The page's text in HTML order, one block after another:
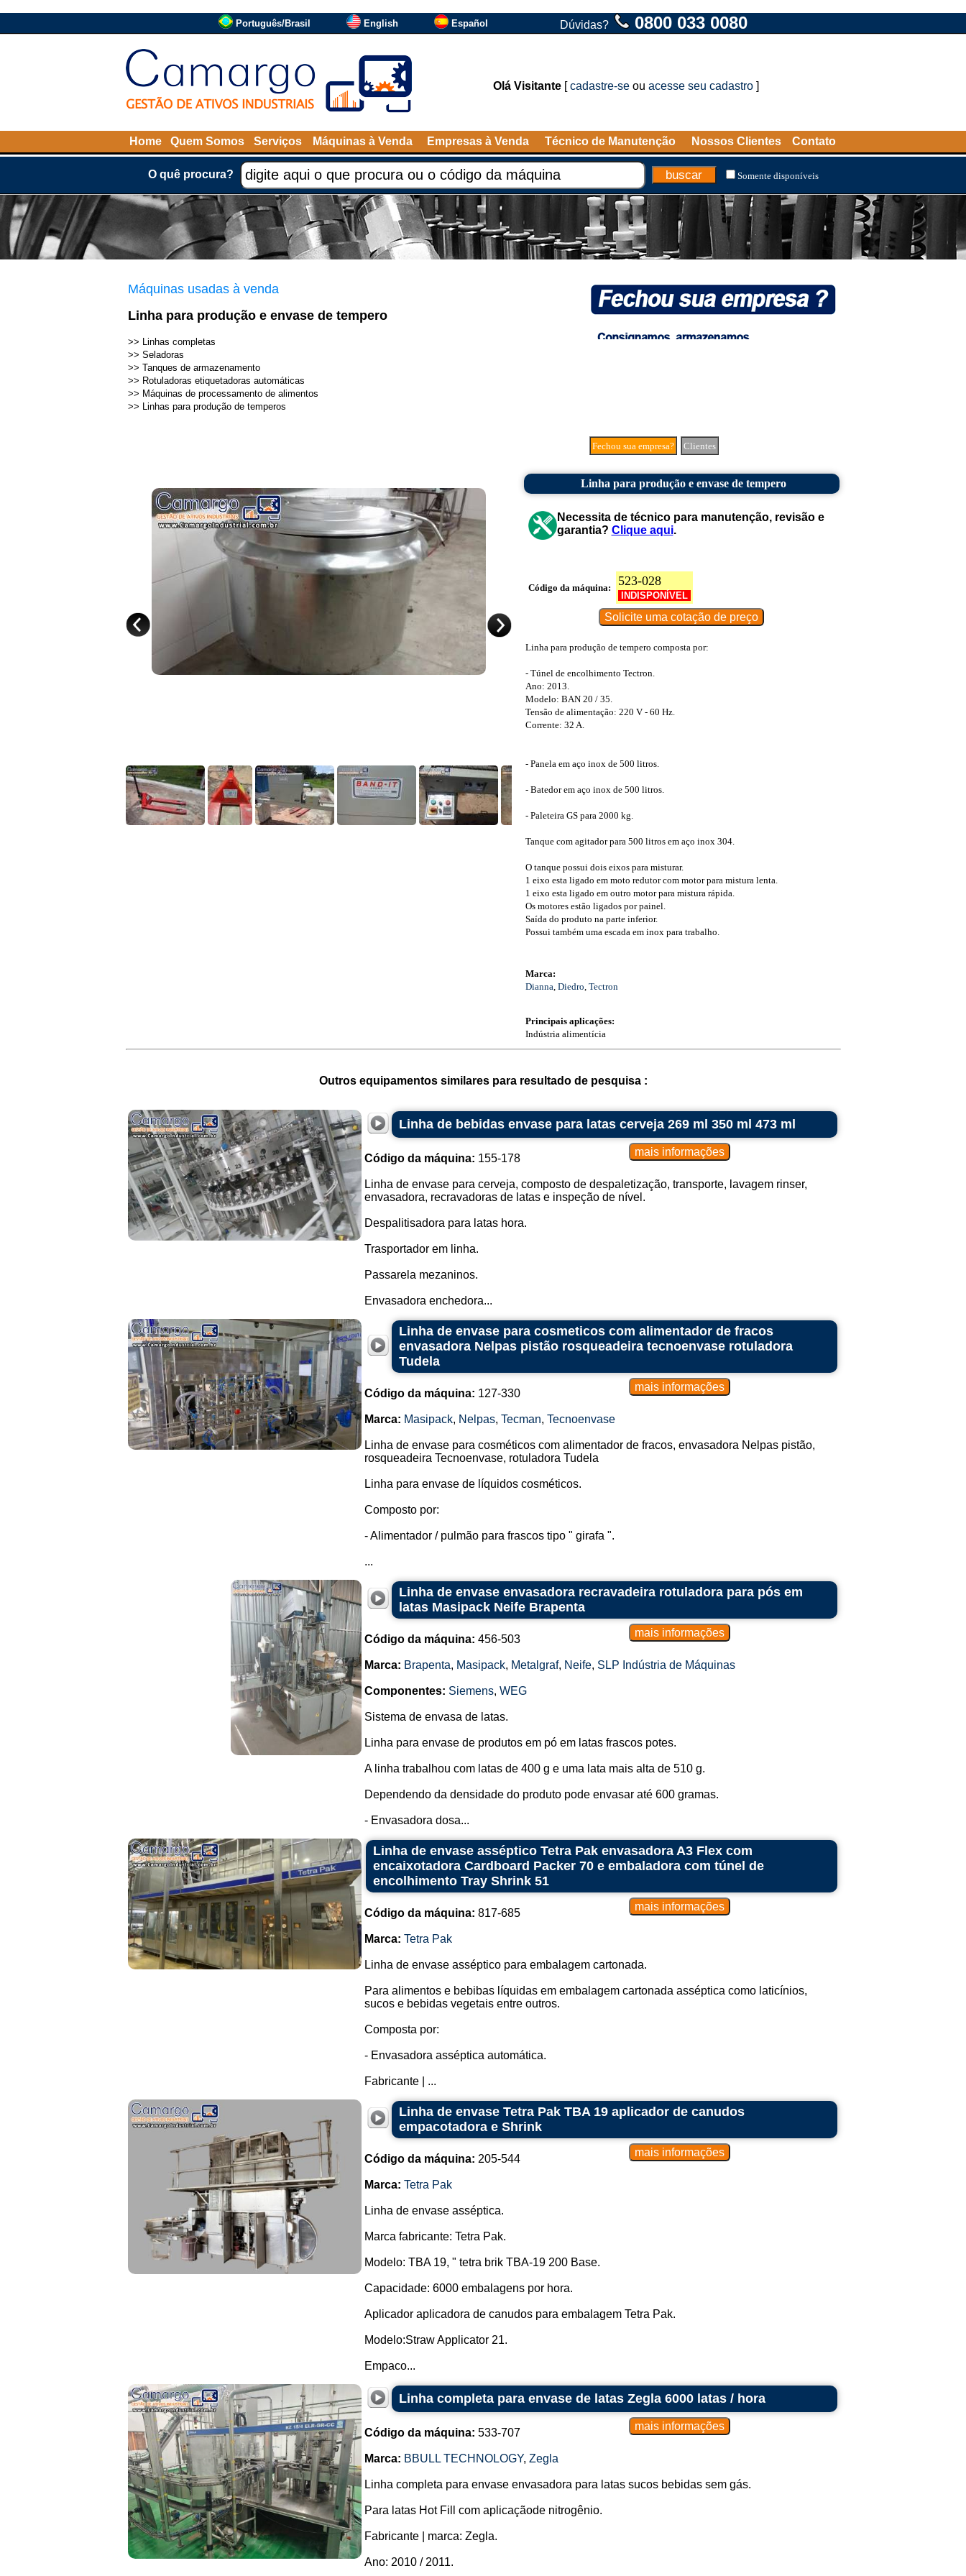
Português/Brasil English Español Dúvidas? 0800 033 0080
Olá Visitante [cadastre-se ou acesse seu cadastro ]
Home Quem Somos Serviços Máquinas à Venda Empresas à Venda Técnico de Manutenção Nossos Clientes Contato
O quê procura? Somente disponíveis
Máquinas usadas à venda
Linha para produção e envase de tempero
>> Linhas completas
>> Seladoras
>> Tanques de armazenamento
>> Rotuladoras etiquetadoras automáticas
>> Máquinas de processamento de alimentos
>> Linhas para produção de temperos
Fechou sua empresa? Clientes
Linha para produção e envase de tempero
Necessita de técnico para manutenção, revisão e
garantia? Clique aqui.
Código da máquina: 523-028
INDISPONÍVEL
Linha para produção de tempero composta por:
- Túnel de encolhimento Tectron.
Ano: 2013.
Modelo: BAN 20 / 35.
Tensão de alimentação: 220 V - 60 Hz.
Corrente: 32 A.
- Panela em aço inox de 500 litros.
- Batedor em aço inox de 500 litros.
- Paleteira GS para 2000 kg.
Tanque com agitador para 500 litros em aço inox 304.
O tanque possui dois eixos para misturar.
1 eixo esta ligado em moto redutor com motor para mistura lenta.
1 eixo esta ligado em outro motor para mistura rápida.
Os motores estão ligados por painel.
Saída do produto na parte inferior.
Possui também uma escada em inox para trabalho.
Marca:
Dianna, Diedro, Tectron
Principais aplicações:
Indústria alimentícia
Outros equipamentos similares para resultado de pesquisa :
Linha de bebidas envase para latas cerveja 269 ml 350 ml 473 ml
Código da máquina: 155-178
Linha de envase para cerveja, composto de despaletização, transporte, lavagem rinser,
envasadora, recravadoras de latas e inspeção de nível.
Despalitisadora para latas hora.
Trasportador em linha.
Passarela mezaninos.
Envasadora enchedora...
Linha de envase para cosmeticos com alimentador de fracos
envasadora Nelpas pistão rosqueadeira tecnoenvase rotuladora
Tudela
Código da máquina: 127-330
Marca: Masipack, Nelpas, Tecman, Tecnoenvase
Linha de envase para cosméticos com alimentador de fracos, envasadora Nelpas pistão,
rosqueadeira Tecnoenvase, rotuladora Tudela
Linha para envase de líquidos cosméticos.
Composto por:
- Alimentador / pulmão para frascos tipo " girafa ".
...
Linha de envase envasadora recravadeira rotuladora para pós em
latas Masipack Neife Brapenta
Código da máquina: 456-503
Marca: Brapenta, Masipack, Metalgraf, Neife, SLP Indústria de Máquinas
Componentes: Siemens, WEG
Sistema de envasa de latas.
Linha para envase de produtos em pó em latas frascos potes.
A linha trabalhou com latas de 400 g e uma lata mais alta de 510 g.
Dependendo da densidade do produto pode envasar até 600 gramas.
- Envasadora dosa...
Linha de envase asséptico Tetra Pak envasadora A3 Flex com
encaixotadora Cardboard Packer 70 e embaladora com túnel de
encolhimento Tray Shrink 51
Código da máquina: 817-685
Marca: Tetra Pak
Linha de envase asséptico para embalagem cartonada.
Para alimentos e bebibas líquidas em embalagem cartonada asséptica como laticínios,
sucos e bebidas vegetais entre outros.
Composta por:
- Envasadora asséptica automática.
Fabricante | ...
Linha de envase Tetra Pak TBA 19 aplicador de canudos
empacotadora e Shrink
Código da máquina: 205-544
Marca: Tetra Pak
Linha de envase asséptica.
Marca fabricante: Tetra Pak.
Modelo: TBA 19, " tetra brik TBA-19 200 Base.
Capacidade: 6000 embalagens por hora.
Aplicador aplicadora de canudos para embalagem Tetra Pak.
Modelo:Straw Applicator 21.
Empaco...
Linha completa para envase de latas Zegla 6000 latas / hora
Código da máquina: 533-707
Marca: BBULL TECHNOLOGY, Zegla
Linha completa para envase envasadora para latas sucos bebidas sem gás.
Para latas Hot Fill com aplicaçãode nitrogênio.
Fabricante | marca: Zegla.
Ano: 2010 / 2011.